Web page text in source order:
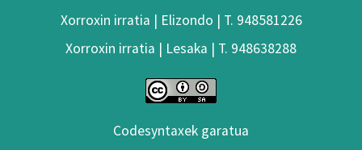
Xorroxin irratia | Elizondo | T. 948581226
Xorroxin irratia | Lesaka | T. 948638288
Codesyntaxek garatua